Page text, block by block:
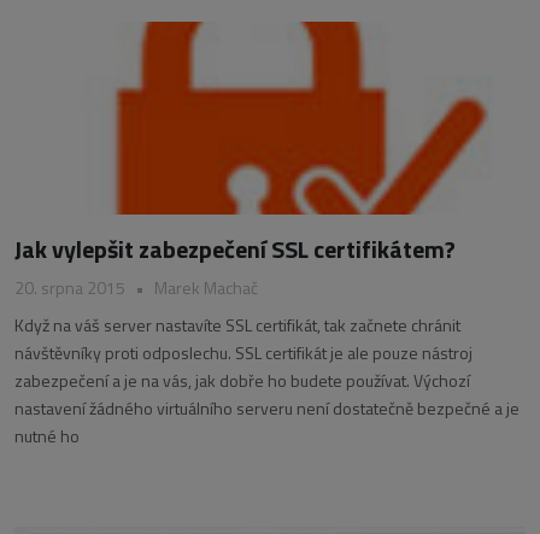
Jak vylepšit zabezpečení SSL certifikátem?
20. srpna 2015 • Marek Machač
Když na váš server nastavíte SSL certifikát, tak začnete chránit
návštěvníky proti odposlechu. SSL certifikát je ale pouze nástroj
zabezpečení a je na vás, jak dobře ho budete používat. Výchozí
nastavení žádného virtuálního serveru není dostatečně bezpečné a je
nutné ho